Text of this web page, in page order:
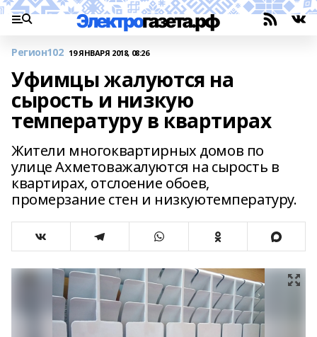
Регион102 19 ЯНВАРЯ 2018, 08:26
Уфимцы жалуются на
сырость и низкую
температуру в квартирах
Жители многоквартирных домов по
улице Ахметоважалуются на сырость в
квартирах, отслоение обоев,
промерзание стен и низкуютемпературу.